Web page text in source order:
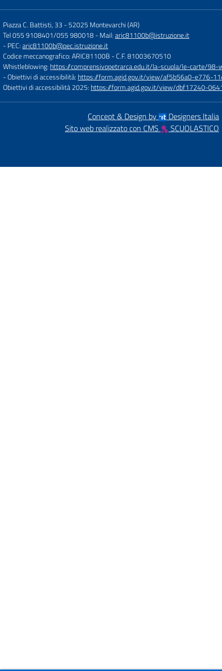
Piazza C. Battisti, 33 -52025 Montevarchi (AR)
Tel 055 9108401/055 980018- Mail:aric81100b@istruzione.it
- PEC:aric81100b@pec.istruzione.it
Codice meccanografico: ARIC81100B - C.F. 81003670510
Whistleblowing: https://comprensivopetrarca.edu.it/la-scuola/le-carte/98-
- Obiettivi di accessibilità: https://form.agid.gov.it/view/af5b56a0-e776-
Obiettivi di accessibilità 2025: https://form.agid.gov.it/view/dbf17240-
Concept & Design by
Designers Italia
Sito web realizzato con CMS
SCUOLASTICO